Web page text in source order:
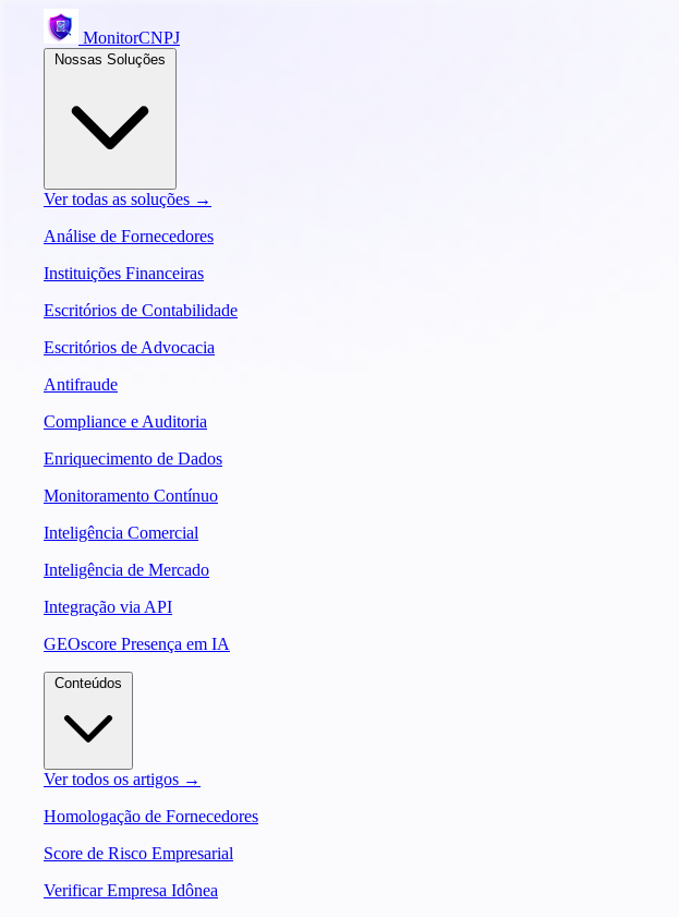
MonitorCNPJ
Ver todas as soluções →
Análise de Fornecedores
Instituições Financeiras
Escritórios de Contabilidade
Escritórios de Advocacia
Antifraude
Compliance e Auditoria
Enriquecimento de Dados
Monitoramento Contínuo
Inteligência Comercial
Inteligência de Mercado
Integração via API
GEOscore Presença em IA
Ver todos os artigos →
Homologação de Fornecedores
Score de Risco Empresarial
Verificar Empresa Idônea